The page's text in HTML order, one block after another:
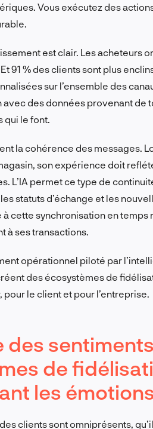
Vous exécutez des
est clair. Les acheteurs
91 % des clients sont plus
sur l’ensemble des
des données provenant de
qui le font.
la cohérence des messages.
son expérience doit
L’IA permet ce type de
statuts d’échange et les
cette synchronisation en
à ses transactions.
opérationnel piloté par
des écosystèmes de
le client et pour l’entreprise.
des
de
les
clients sont omniprésents,